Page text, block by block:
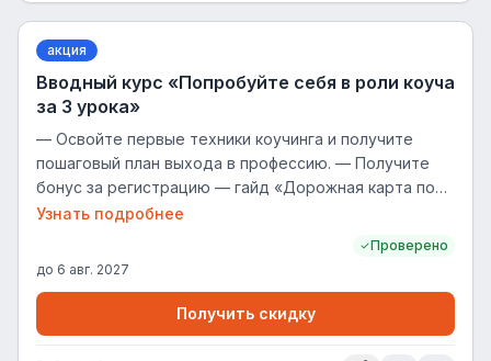
акция
Вводный курс «Попробуйте себя в роли коуча
за 3 урока»
— Освойте первые техники коучинга и получите
пошаговый план выхода в профессию. — Получите
бонус за регистрацию — гайд «Дорожная карта по
старту карьеры в коучингу» с шагами от первых
Проходите уроки и получайте 11 бонусов по коучингу.
инструментами коучинга. — Попробуйте себя в роли
коуча за 3 урока. Научитесь ключевым техникам,
получите сертификат и грант 120 000 ₽! Покупатель
Узнать подробнее
Проверено
до 6 авг. 2027
Получить скидку